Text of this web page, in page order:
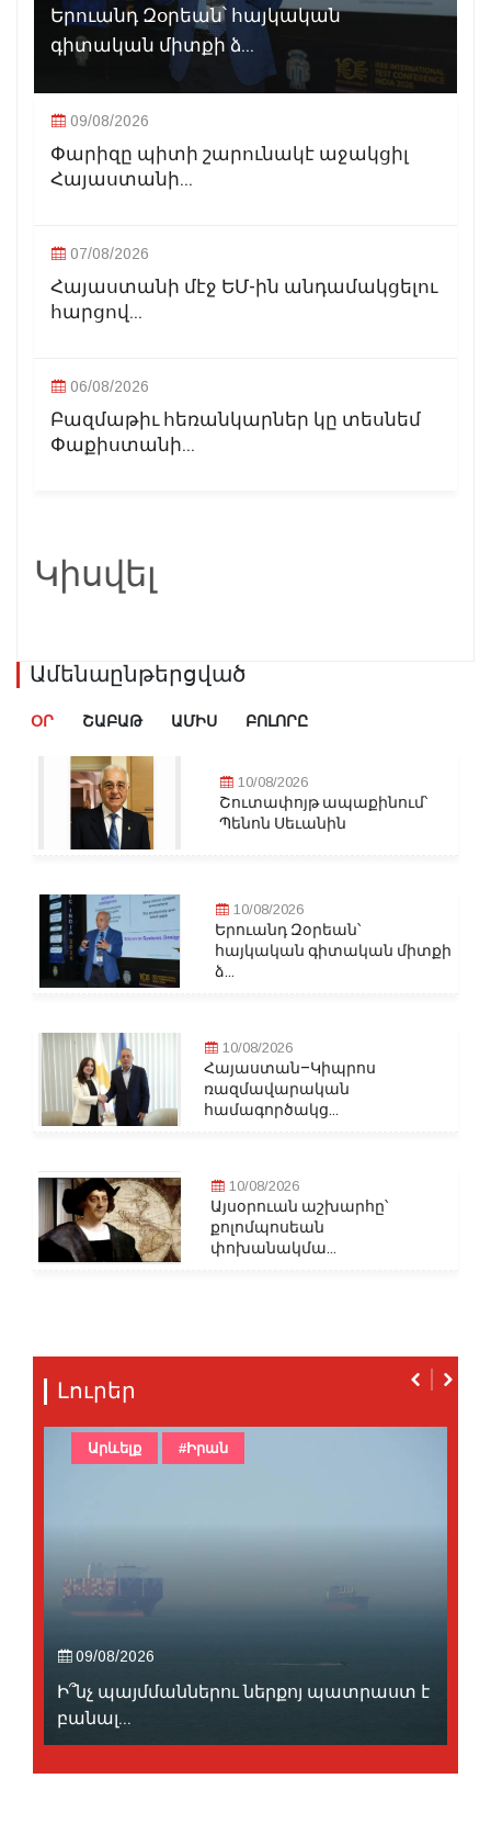
Երուանդ Զօրեան՝ հայկական
գիտական միտքի ձ...
09/08/2026
Փարիզը պիտի շարունակէ աջակցիլ
Հայաստանի...
07/08/2026
Հայաստանի մէջ ԵՄ-ին անդամակցելու
հարցով...
06/08/2026
Բազմաթիւ հեռանկարներ կը տեսնեմ
Փաքիստանի...
Կիսվել
Ամենաընթերցված
ՕՐ ՇԱԲԱԹ ԱՄԻՍ ԲՈԼՈՐԸ
10/08/2026
Շուտափոյթ ապաքինում՝
Պենոն Սեւանին
10/08/2026
Երուանդ Զօրեան՝
հայկական գիտական միտքի
ձ...
10/08/2026
Հայաստան–Կիպրոս
ռազմավարական
համագործակց...
10/08/2026
Այսօրուան աշխարհը՝
քոլոմպոսեան
փոխանակմա...
Լուրեր
09/08/2026
Ի՞նչ պայմմաններու ներքոյ պատրաստ է
բանալ...
Արևելք #Իրան